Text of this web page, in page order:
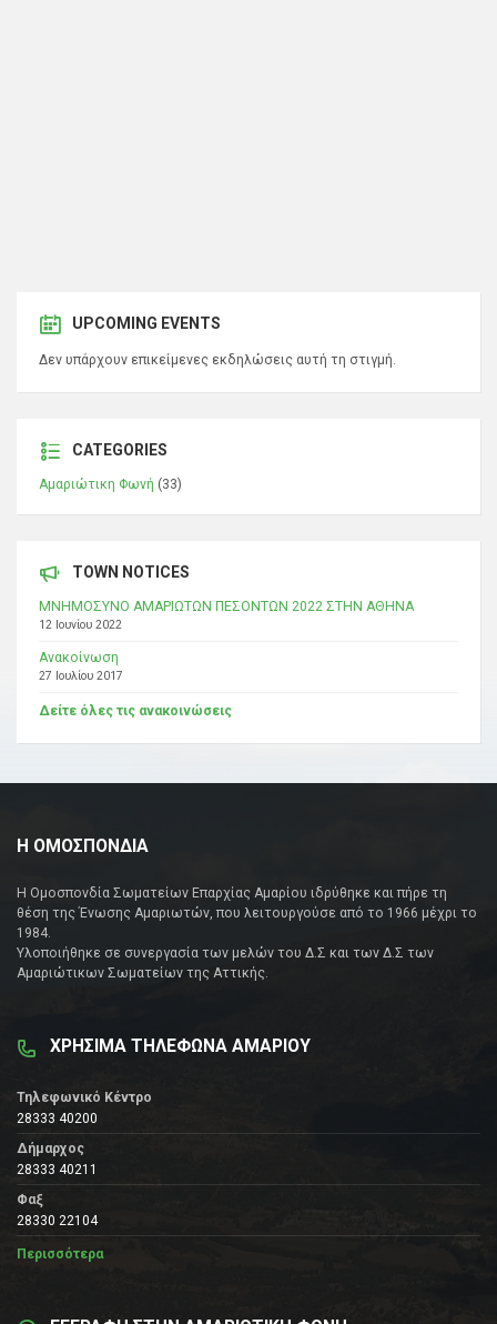
UPCOMING EVENTS
Δεν υπάρχουν επικείμενες εκδηλώσεις αυτή τη στιγμή.
CATEGORIES
Αμαριώτικη Φωνή (33)
TOWN NOTICES
ΜΝΗΜΟΣΥΝΟ ΑΜΑΡΙΩΤΩΝ ΠΕΣΟΝΤΩΝ 2022 ΣΤΗΝ ΑΘΗΝΑ
12 Ιουνίου 2022
Ανακοίνωση
27 Ιουλίου 2017
Δείτε όλες τις ανακοινώσεις
Η ΟΜΟΣΠΟΝΔΙΑ
Η Ομοσπονδία Σωματείων Επαρχίας Αμαρίου ιδρύθηκε και πήρε τη
θέση της Ένωσης Αμαριωτών, που λειτουργούσε από το 1966 μέχρι το
1984.
Υλοποιήθηκε σε συνεργασία των μελών του Δ.Σ και των Δ.Σ των
Αμαριώτικων Σωματείων της Αττικής.
ΧΡΗΣΙΜΑ ΤΗΛΕΦΩΝΑ ΑΜΑΡΙΟΥ
Τηλεφωνικό Κέντρο
28333 40200
Δήμαρχος
28333 40211
Φαξ
28330 22104
Περισσότερα